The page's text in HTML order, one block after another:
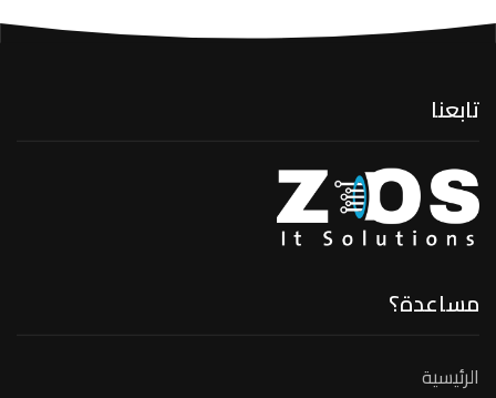
تابعنا
مساعدة؟
الرئيسية